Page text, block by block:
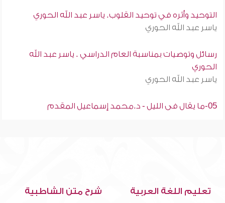
التوحيد وأثره في توحيد القلوب. ياسر عبد الله الحوري
ياسر عبد الله الحوري
رسائل وتوصيات بمناسبة العام الدراسي . ياسر عبد الله
الحوري
ياسر عبد الله الحوري
05-ما يقال فى الليل - د.محمد إسماعيل المقدم
تعليم اللغة العربية شرح متن الشاطبية